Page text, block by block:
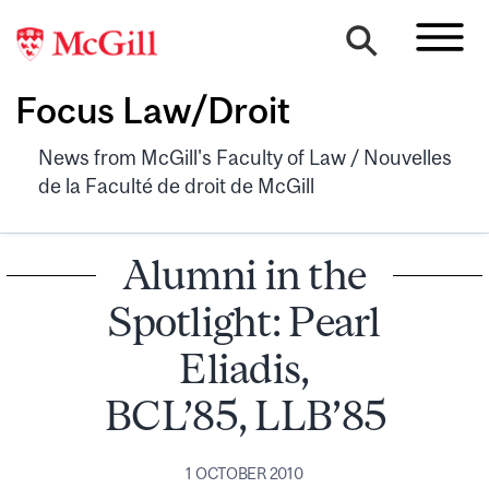
Focus Law/Droit
News from McGill's Faculty of Law / Nouvelles
de la Faculté de droit de McGill
Alumni in the
Spotlight: Pearl
Eliadis,
BCL’85, LLB’85
1 OCTOBER 2010